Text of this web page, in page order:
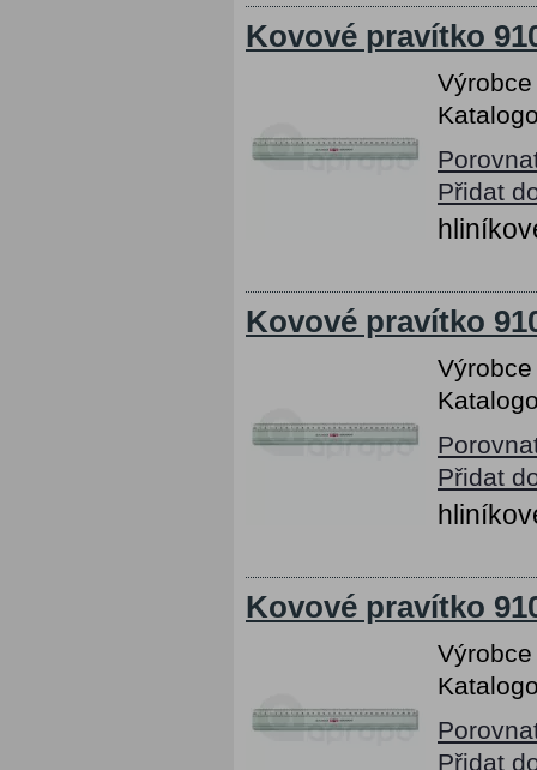
Kovové pravítko
Přidat
Kovové pravítko
Přidat
Kovové pravítko
Přidat